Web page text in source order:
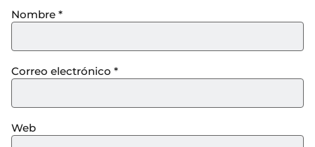
Nombre *
Correo electrónico *
Web